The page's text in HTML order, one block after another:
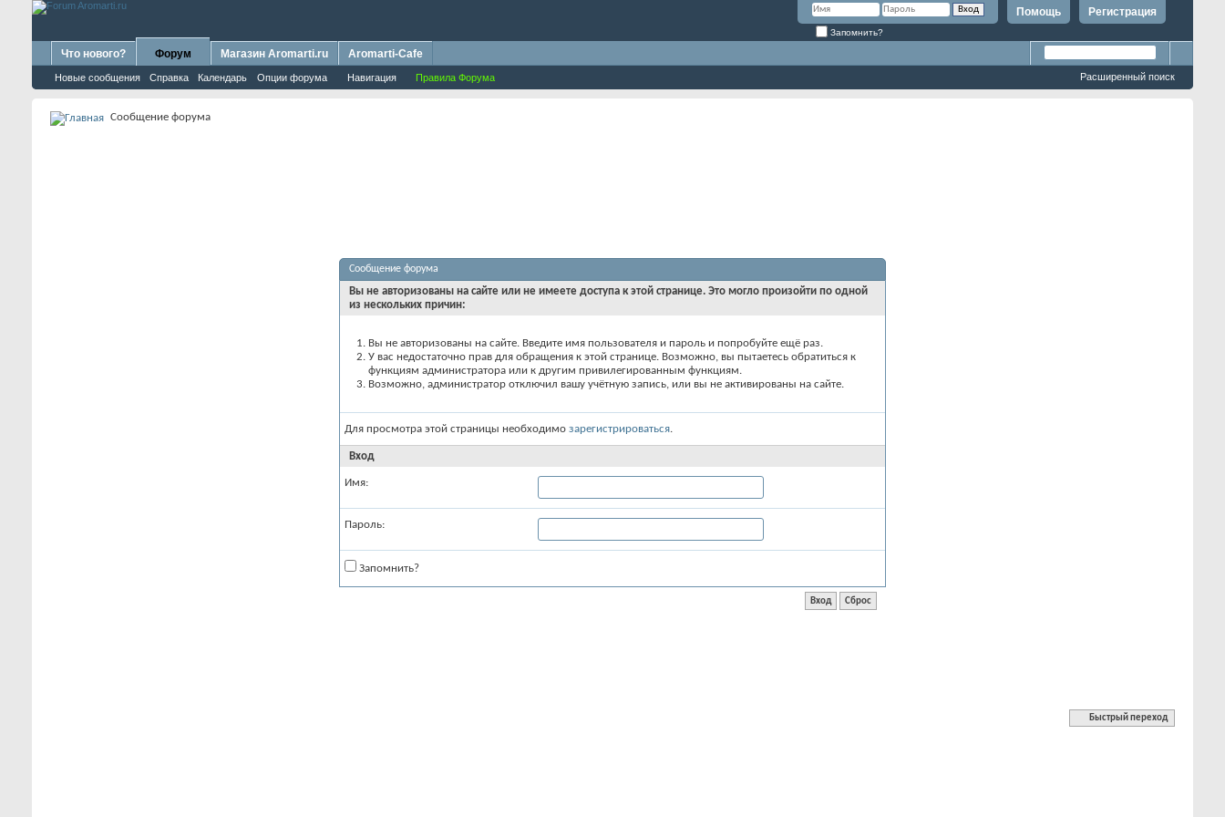
Регистрация
Помощь
Запомнить?
Что нового? Форум
Новые сообщения Справка Календарь Опции форума Навигация Правила Форума
Магазин Aromarti.ru Aromarti-Cafe
Расширенный поиск
Сообщение форума
Сообщение форума
Вы не авторизованы на сайте или не имеете доступа к этой странице. Это могло произойти по одной
из нескольких причин:
Вы не авторизованы на сайте. Введите имя пользователя и пароль и попробуйте ещё раз.
У вас недостаточно прав для обращения к этой странице. Возможно, вы пытаетесь обратиться к
функциям администратора или к другим привилегированным функциям.
Возможно, администратор отключил вашу учётную запись, или вы не активированы на сайте.
Для просмотра этой страницы необходимо зарегистрироваться.
Вход
Имя:
Пароль:
Запомнить?
Быстрый переход